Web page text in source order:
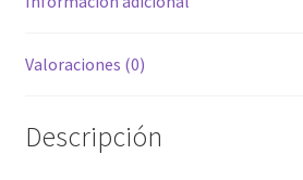
con
natural
mm
Valoraciones (0)
Descripción